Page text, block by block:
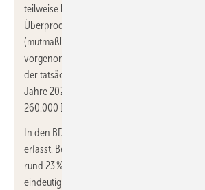
teilweise bis heute Abnehmer. Ein großer Teil
Überproduktion wurde 2024 entnommen
(mutmaßlich) der Absatz unter die Anzahl der
vorgenommen Wärmepumpen Installation
der tatsächlich installieren Heizungs-
Jahre 2023 und 2024 jeweils auf eine
260.000 Einheiten beziffert. Eine exakte
In den BDH/BWP-Zahlen sind Luft/Luft-
erfasst. Bei der Heizungsförderung haben sie
rund 23 %. Hier können die Geräte dem
eindeutig zugeordnet werden, auf der